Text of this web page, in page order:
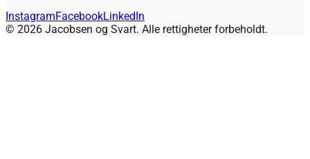
InstagramFacebookLinkedIn
© 2026 Jacobsen og Svart. Alle rettigheter forbeholdt.